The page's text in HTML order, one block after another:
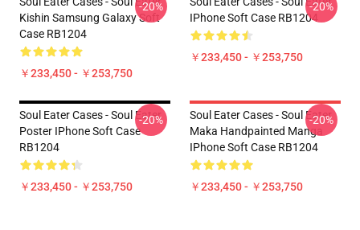
Kishin Samsung Galaxy Soft
Case RB1204
￥233,450 - ￥253,750
-20%
IPhone Soft Case RB1204
￥233,450 - ￥253,750
-20%
Soul Eater Cases - Soul Eater
Poster IPhone Soft Case
RB1204
￥233,450 - ￥253,750
-20%
Soul Eater Cases - Soul Eater
Maka Handpainted Manga
IPhone Soft Case RB1204
￥233,450 - ￥253,750
-20%